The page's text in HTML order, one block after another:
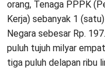
orang, Tenaga PPPK
Kerja) sebanyak 1
Negara sebesar Rp.
puluh tujuh milyar
tiga puluh delapan ribu